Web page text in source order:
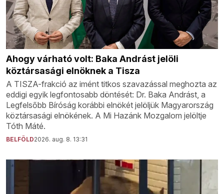
Ahogy várható volt: Baka Andrást jelöli
köztársasági elnöknek a Tisza
A TISZA-frakció az imént titkos szavazással meghozta az
eddigi egyik legfontosabb döntését: Dr. Baka Andrást, a
Legfelsőbb Bíróság korábbi elnökét jelöljük Magyarország
köztársasági elnökének. A Mi Hazánk Mozgalom jelöltje
Tóth Máté.
BELFÖLD2026. aug. 8. 13:31